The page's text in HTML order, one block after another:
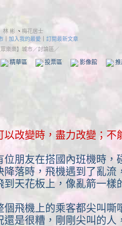
林 彬 、 梅花居士
加入我的最愛
訂閱最新文章
眾樂樂】城市／討論區／
精華區 投票區 影像館
以改變時，盡力改變；不
位朋友在搭國內班機時，
降落時，飛機遇到了亂流
到天花板上，像亂箭一樣
個飛機上的乘客都尖叫嘶
還是很糟，剛剛尖叫的人